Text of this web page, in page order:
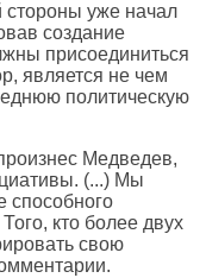
стороны уже начал
создание
присоединиться
является не чем
политическую
Медведев,
(...) Мы
способного
кто более двух
свою